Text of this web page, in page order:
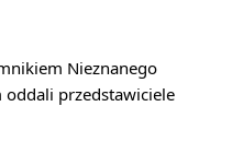
Nieznanego
oddali przedstawiciele